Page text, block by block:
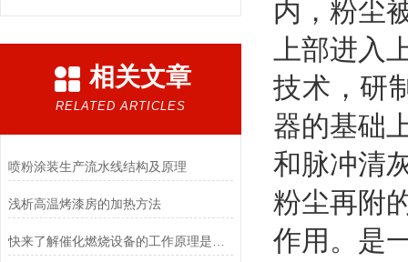
相关文章
RELATED ARTICLES
喷粉涂装生产流水线结构及原理
浅析高温烤漆房的加热方法
内，粉尘
上部进入
技术，研
器的基础
和脉冲清
粉尘再附
作用。是